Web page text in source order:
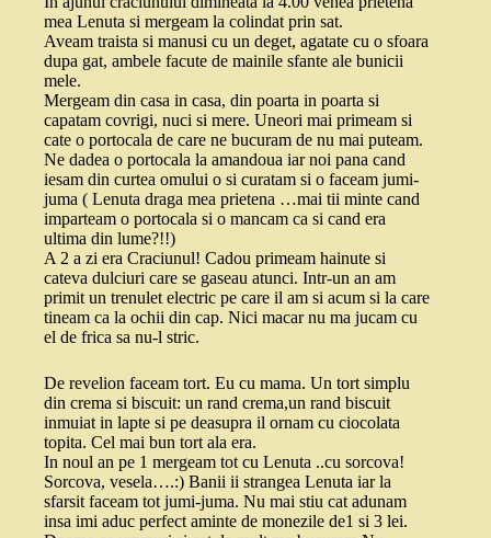
mea Lenuta si mergeam la colindat prin sat.
Aveam traista si manusi cu un deget, agatate cu o sfoara
dupa gat, ambele facute de mainile sfante ale bunicii
mele.
Mergeam din casa in casa, din poarta in poarta si
capatam covrigi, nuci si mere. Uneori mai primeam si
cate o portocala de care ne bucuram de nu mai puteam.
Ne dadea o portocala la amandoua iar noi pana cand
iesam din curtea omului o si curatam si o faceam jumi-
juma ( Lenuta draga mea prietena …mai tii minte cand
imparteam o portocala si o mancam ca si cand era
ultima din lume?!!)
A 2 a zi era Craciunul! Cadou primeam hainute si
cateva dulciuri care se gaseau atunci. Intr-un an am
primit un trenulet electric pe care il am si acum si la care
tineam ca la ochii din cap. Nici macar nu ma jucam cu
el de frica sa nu-l stric.
De revelion faceam tort. Eu cu mama. Un tort simplu
din crema si biscuit: un rand crema,un rand biscuit
inmuiat in lapte si pe deasupra il ornam cu ciocolata
topita. Cel mai bun tort ala era.
In noul an pe 1 mergeam tot cu Lenuta ..cu sorcova!
Sorcova, vesela….:) Banii ii strangea Lenuta iar la
sfarsit faceam tot jumi-juma. Nu mai stiu cat adunam
insa imi aduc perfect aminte de monezile de1 si 3 lei.